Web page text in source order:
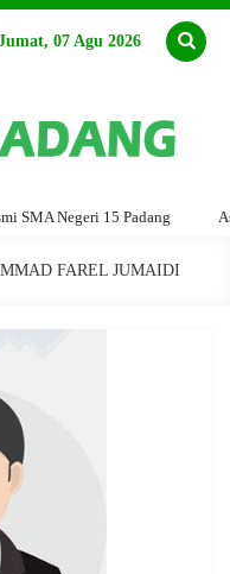
07 Agu 2026
Negeri 15 Padang
FAREL JUMAIDI